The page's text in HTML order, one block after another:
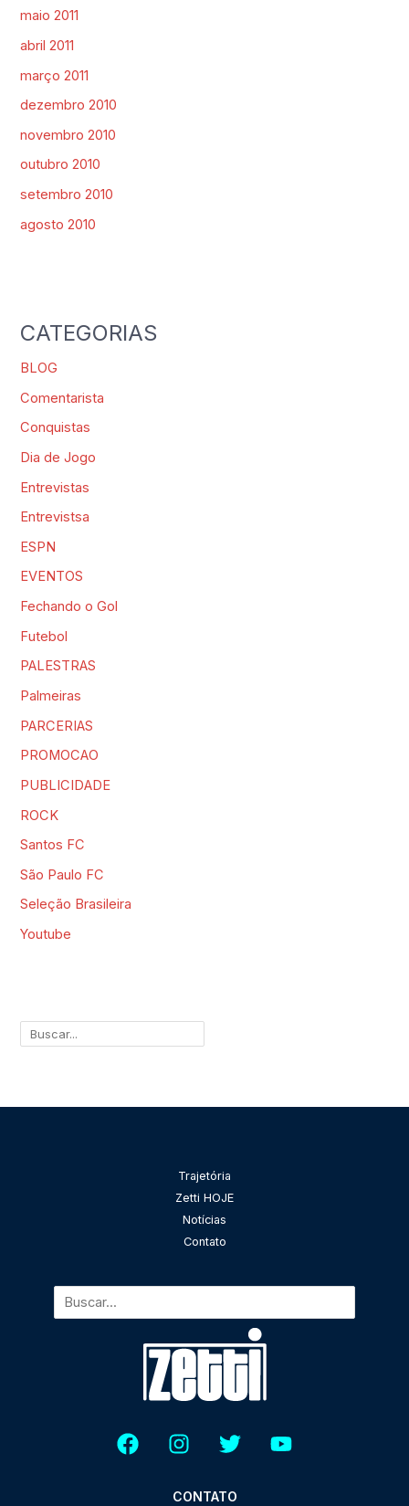
maio 2011
abril 2011
março 2011
dezembro 2010
novembro 2010
outubro 2010
setembro 2010
agosto 2010
CATEGORIAS
BLOG
Comentarista
Conquistas
Dia de Jogo
Entrevistas
Entrevistsa
ESPN
EVENTOS
Fechando o Gol
Futebol
PALESTRAS
Palmeiras
PARCERIAS
PROMOCAO
PUBLICIDADE
ROCK
Santos FC
São Paulo FC
Seleção Brasileira
Youtube
Trajetória
Zetti HOJE
Notícias
Contato
Pesquisar
CONTATO